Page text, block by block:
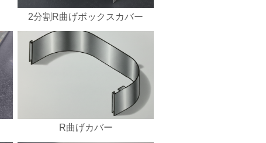
2分割R曲げボックスカバー
R曲げカバー